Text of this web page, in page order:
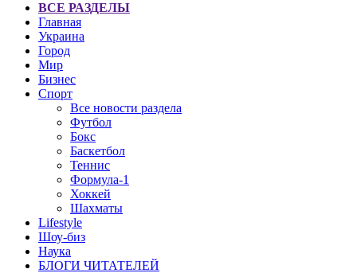
ВСЕ РАЗДЕЛЫ
Главная
Украина
Город
Мир
Бизнес
Спорт
Все новости раздела
Футбол
Бокс
Баскетбол
Теннис
Формула-1
Хоккей
Шахматы
Lifestyle
Шоу-биз
Наука
БЛОГИ ЧИТАТЕЛЕЙ